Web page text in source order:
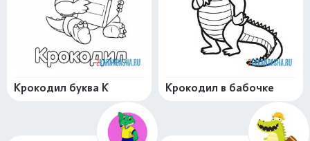
Крокодил буква К Крокодил в бабочке